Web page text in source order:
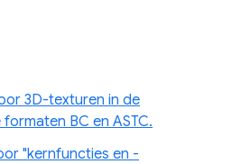
3D-texturen in de
BC en ASTC.
"kernfuncties en -